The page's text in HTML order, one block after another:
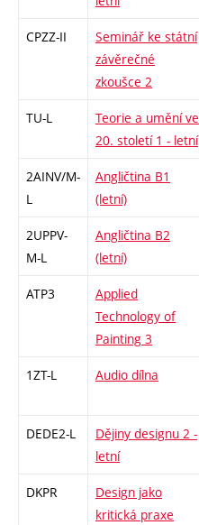
CPZZ-II
Seminář ke státní
závěrečné
zkoušce 2
TU-L
Teorie a umění ve
20. století 1 - letní
2AINV/M-
L
Angličtina B1
(letní)
2UPPV-
M-L
Angličtina B2
(letní)
ATP3
Applied
Technology of
Painting 3
1ZT-L Audio dílna
DEDE2-L
Dějiny designu 2 -
letní
DKPR
Design jako
kritická praxe